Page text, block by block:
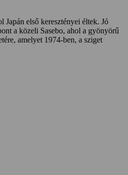
első keresztényei éltek. Jó
a közeli Sasebo, ahol a gyönyörű
amelyet 1974-ben, a sziget